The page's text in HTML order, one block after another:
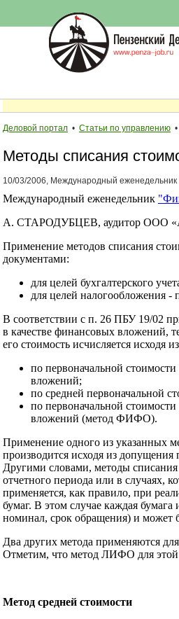
Деловой портал • Статьи по управлению •
Методы списания
10/03/2006, Международный еженедельник
Международный еженедельник
А. СТАРОДУБЦЕВ, аудитор ООО
Применение методов списания
документами:
для целей бухгалтерского
для целей налогообложения
В соответствии с п. 26 ПБУ 19/02
в качестве финансовых вложений,
его стоимость исчисляется
по первоначальной
вложений;
по средней первоначальной
по первоначальной
вложений (метод ФИФО).
Применение одного из указанных
производится исходя из
Другими словами, методы
отчетного периода или в случаях,
применяется, как правило, при
бумаг. В этом случае каждая
номинал, срок обращения) и может
Два других метода применяются
Отметим, что метод ЛИФО для этой
Метод средней стоимости